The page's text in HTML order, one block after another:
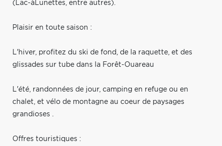
(Lac-àLunettes, entre autres).
Plaisir en toute saison :
L'hiver, profitez du ski de fond, de la raquette, et des
glissades sur tube dans la Forêt-Ouareau
L'été, randonnées de jour, camping en refuge ou en
chalet, et vélo de montagne au coeur de paysages
grandioses .
Offres touristiques :